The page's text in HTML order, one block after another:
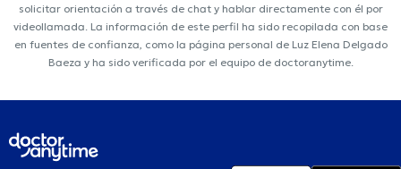
solicitar orientación a través de chat y hablar directamente con él por
videollamada. La información de este perfil ha sido recopilada con base
en fuentes de confianza, como la página personal de Luz Elena Delgado
Baeza y ha sido verificada por el equipo de doctoranytime.